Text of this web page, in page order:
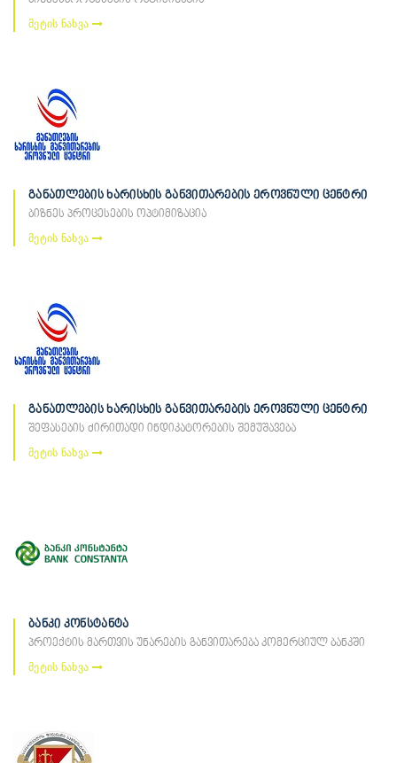
მეტის ნახვა
განათლების ხარისხის განვითარების ეროვნული ცენტრი
ბიზნეს პროცესების ოპტიმიზაცია
მეტის ნახვა
განათლების ხარისხის განვითარების ეროვნული ცენტრი
შეფასების ძირითადი ინდიკატორების შემუშავება
მეტის ნახვა
ბანკი კონსტანტა
პროექტის მართვის უნარების განვითარება კომერციულ ბანკში
მეტის ნახვა